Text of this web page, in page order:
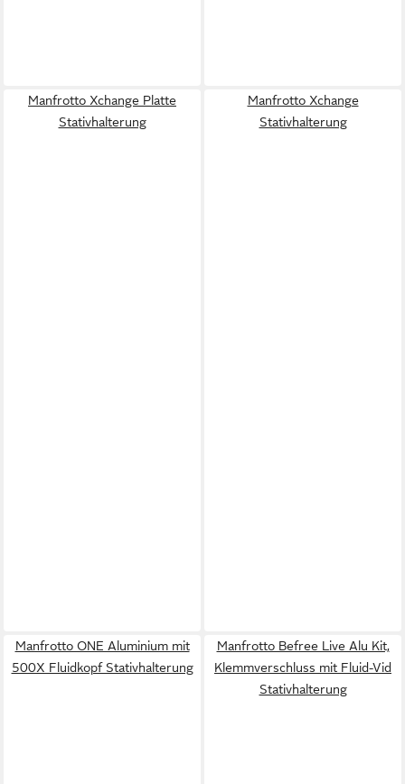
Manfrotto Xchange Platte
Stativhalterung
Manfrotto Xchange
Stativhalterung
Manfrotto ONE Aluminium mit
500X Fluidkopf Stativhalterung
Manfrotto Befree Live Alu Kit,
Klemmverschluss mit Fluid-Vid
Stativhalterung